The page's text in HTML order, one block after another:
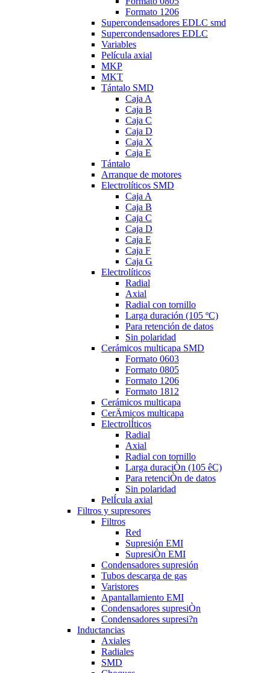
Formato 1206
Supercondensadores EDLC smd
Supercondensadores EDLC
Variables
Película axial
MKP
MKT
Tántalo SMD
Caja A
Caja B
Caja C
Caja D
Caja X
Caja E
Tántalo
Arranque de motores
Electrolíticos SMD
Caja A
Caja B
Caja C
Caja D
Caja E
Caja F
Caja G
Electrolíticos
Radial
Axial
Radial con tornillo
Larga duración (105 ºC)
Para retención de datos
Sin polaridad
Cerámicos multicapa SMD
Formato 0603
Formato 0805
Formato 1206
Formato 1812
Cerámicos multicapa
CerÄmicos multicapa
ElectrolÍticos
Radial
Axial
Radial con tornillo
Larga duraciÒn (105 êC)
Para retenciÒn de datos
Sin polaridad
PelÍcula axial
Filtros y supresores
Filtros
Red
Supresión EMI
SupresiÒn EMI
Condensadores supresión
Tubos descarga de gas
Varistores
Apantallamiento EMI
Condensadores supresiÒn
Condensadores supresi?n
Inductancias
Axiales
Radiales
SMD